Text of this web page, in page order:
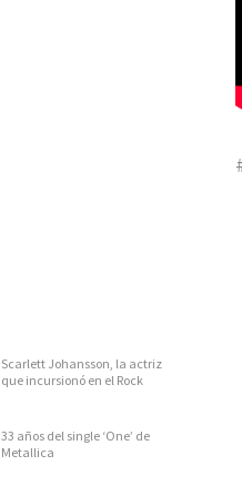
Scarlett Johansson, la actriz
que incursionó en el Rock
33 años del single ‘One’ de
Metallica